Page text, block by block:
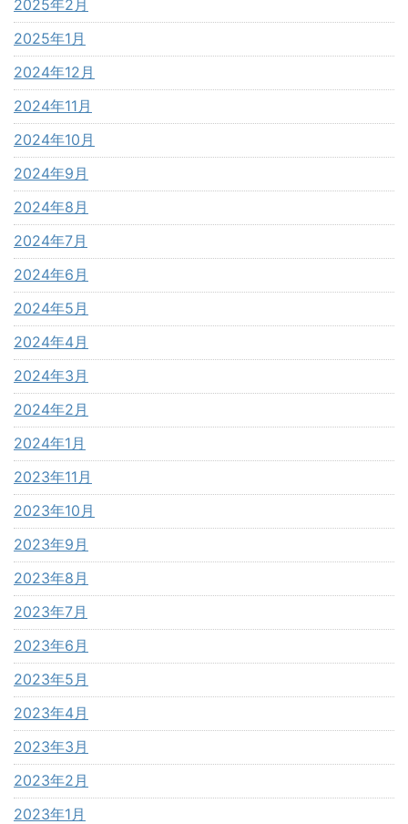
2025年2月
2025年1月
2024年12月
2024年11月
2024年10月
2024年9月
2024年8月
2024年7月
2024年6月
2024年5月
2024年4月
2024年3月
2024年2月
2024年1月
2023年11月
2023年10月
2023年9月
2023年8月
2023年7月
2023年6月
2023年5月
2023年4月
2023年3月
2023年2月
2023年1月